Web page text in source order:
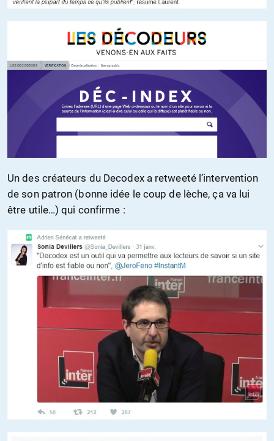
Un des créateurs du Decodex a retweeté l’intervention
de son patron (bonne idée le coup de lèche, ça va lui
être utile…) qui confirme :